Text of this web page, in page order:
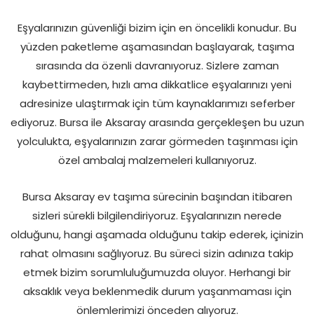
Eşyalarınızın güvenliği bizim için en öncelikli konudur. Bu
yüzden paketleme aşamasından başlayarak, taşıma
sırasında da özenli davranıyoruz. Sizlere zaman
kaybettirmeden, hızlı ama dikkatlice eşyalarınızı yeni
adresinize ulaştırmak için tüm kaynaklarımızı seferber
ediyoruz. Bursa ile Aksaray arasında gerçekleşen bu uzun
yolculukta, eşyalarınızın zarar görmeden taşınması için
özel ambalaj malzemeleri kullanıyoruz.
Bursa Aksaray ev taşıma sürecinin başından itibaren
sizleri sürekli bilgilendiriyoruz. Eşyalarınızın nerede
olduğunu, hangi aşamada olduğunu takip ederek, içinizin
rahat olmasını sağlıyoruz. Bu süreci sizin adınıza takip
etmek bizim sorumluluğumuzda oluyor. Herhangi bir
aksaklık veya beklenmedik durum yaşanmaması için
önlemlerimizi önceden alıyoruz.